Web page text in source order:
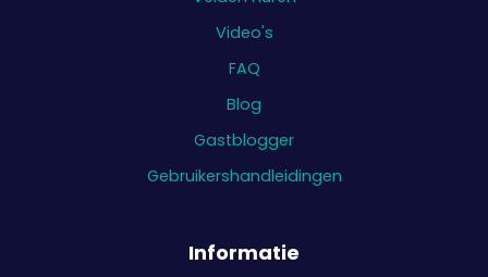
Video's
FAQ
Blog
Gastblogger
Gebruikershandleidingen
Informatie